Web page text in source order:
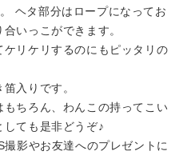
ヘタ部分はロープになってお
いっこができます。
リケリするのにもピッタリの
入りです。
ちろん、わんこの持ってこい
ても是非どうぞ♪
影やお友達へのプレゼントに